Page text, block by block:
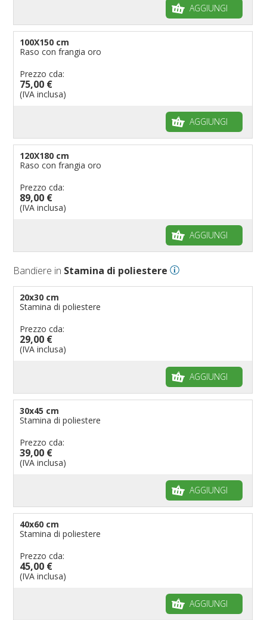
AGGIUNGI
100X150 cm
Raso con frangia oro
Prezzo cda:
75,00 €
(IVA inclusa)
AGGIUNGI
120X180 cm
Raso con frangia oro
Prezzo cda:
89,00 €
(IVA inclusa)
AGGIUNGI
Bandiere in Stamina di poliestere
20x30 cm
Stamina di poliestere
Prezzo cda:
29,00 €
(IVA inclusa)
AGGIUNGI
30x45 cm
Stamina di poliestere
Prezzo cda:
39,00 €
(IVA inclusa)
AGGIUNGI
40x60 cm
Stamina di poliestere
Prezzo cda:
45,00 €
(IVA inclusa)
AGGIUNGI